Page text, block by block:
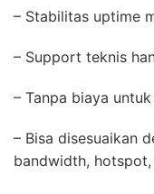
– Stabilitas uptime
– Support teknis
– Tanpa biaya
– Bisa disesuaikan
bandwidth,